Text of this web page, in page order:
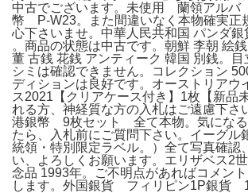
中古でございます。未使用 蘭領アル
幣 P-W23。また間違いなく本物確実正
心下さいませ。中華人民共和国 パンダ銀
。商品の状態は中古です。朝鮮 李朝 絵
董 古銭 花銭 アンティーク 韓国 別銭。目
シミは確認できません。コレクション
ディションは良好です。オーストリアウ
ス2021【クリアケース付き】1枚【新品
れる方、神経質な方の入札はご遠慮下
港銀幣 9枚セット 全て本物。気になる
たら、入札前にご質問下さい。イーグル
統領・特別限定ラベル。）全て写真確認
い、よろしくお願います。エリザベス2
念品 1993年。ご不明点があればコメン
します。外国銀貨 フィリピン1P銀貨